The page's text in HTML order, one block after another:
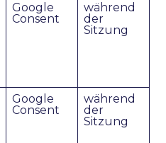
Google
Consent
während
der
Sitzung
Google
Consent
während
der
Sitzung